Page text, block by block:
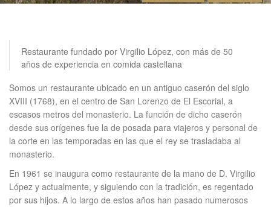
Restaurante fundado por Virgilio López, con más de 50
años de experiencia en comida castellana
Somos un restaurante ubicado en un antiguo caserón del siglo
XVIII (1768), en el centro de San Lorenzo de El Escorial, a
escasos metros del monasterio. La función de dicho caserón
desde sus orígenes fue la de posada para viajeros y personal de
la corte en las temporadas en las que el rey se trasladaba al
monasterio.
En 1961 se inaugura como restaurante de la mano de D. Virgilio
López y actualmente, y siguiendo con la tradición, es regentado
por sus hijos. A lo largo de estos años han pasado numerosos